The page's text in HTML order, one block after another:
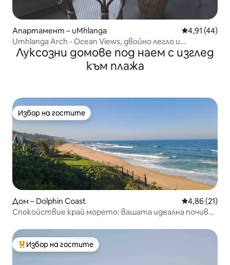
Апартамент – uMhlanga Средна
4,91 (44)
Umhlanga Arch - Ocean Views, двойно легло и
безплатен Wi-Fi
Луксозни домове под наем с изглед
към плажа
Избор на гостите
Избор на гостите
Дом – Dolphin Coast Средна
4,86 (21)
Спокойствие край морето: вашата идеална почивка
Най-популярен избор на гостите
Избор на гостите